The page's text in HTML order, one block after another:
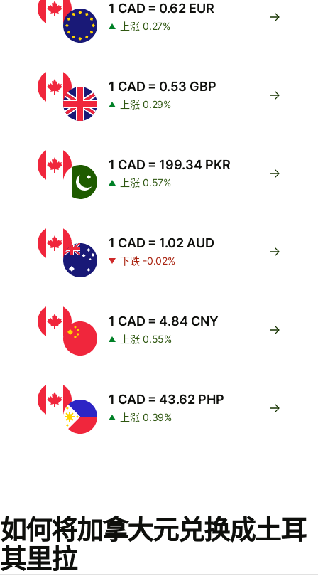
1 CAD = 0.62 EUR
上涨 0.27%
1 CAD = 0.53 GBP
上涨 0.29%
1 CAD = 199.34 PKR
上涨 0.57%
1 CAD = 1.02 AUD
下跌 -0.02%
1 CAD = 4.84 CNY
上涨 0.55%
1 CAD = 43.62 PHP
上涨 0.39%
如何将加拿大元兑换成土耳
其里拉